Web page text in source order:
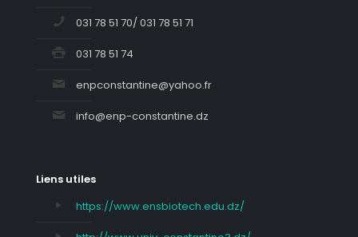
031 78 51 70/ 031 78 51 71
031 78 51 74
enpconstantine@yahoo.fr
info@enp-constantine.dz
Liens utiles
https://www.ensbiotech.edu.dz/